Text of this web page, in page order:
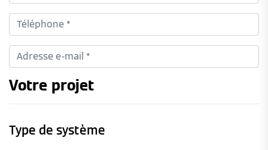
Votre projet
Type de système